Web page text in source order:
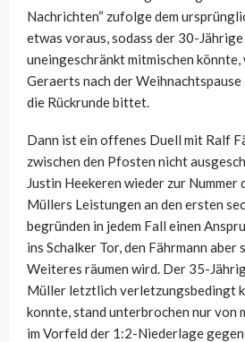
Nachrichten“ zufolge dem
etwas voraus, sodass der 30-
uneingeschränkt mitmischen
Geraerts nach der
die Rückrunde bittet.
Dann ist ein offenes Duell mit Ralf
zwischen den Pfosten nicht
Justin Heekeren wieder zur
Müllers Leistungen an den ersten
begründen in jedem Fall einen
ins Schalker Tor, den Fährmann
Weiteres räumen wird. Der 35-
Müller letztlich verletzungsbedingt
konnte, stand unterbrochen nur von
im Vorfeld der 1:2-Niederlage